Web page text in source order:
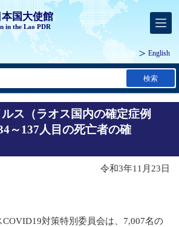
国大使館
in the Lao PDR
English
検索
ス（ラオス国内の確定症例
～137人目の死亡者の確
令和3年11月23日
COVID19対策特別委員会は、7,007名の